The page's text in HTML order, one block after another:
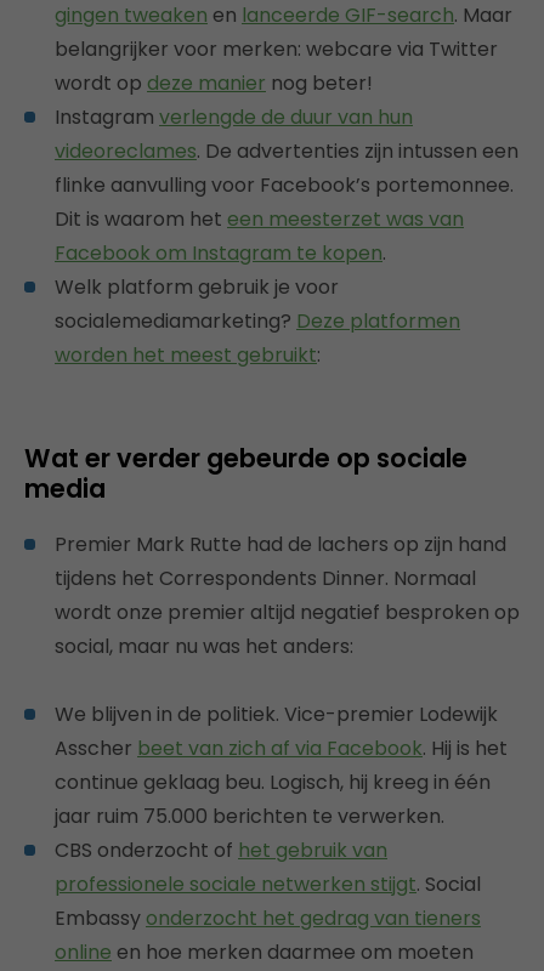
gingen tweaken en lanceerde GIF-search. Maar
belangrijker voor merken: webcare via Twitter
wordt op deze manier nog beter!
Instagram verlengde de duur van hun
videoreclames. De advertenties zijn intussen een
flinke aanvulling voor Facebook’s portemonnee.
Dit is waarom het een meesterzet was van
Facebook om Instagram te kopen.
Welk platform gebruik je voor
socialemediamarketing? Deze platformen
worden het meest gebruikt:
Wat er verder gebeurde op sociale
media
Premier Mark Rutte had de lachers op zijn hand
tijdens het Correspondents Dinner. Normaal
wordt onze premier altijd negatief besproken op
social, maar nu was het anders:
We blijven in de politiek. Vice-premier Lodewijk
Asscher beet van zich af via Facebook. Hij is het
continue geklaag beu. Logisch, hij kreeg in één
jaar ruim 75.000 berichten te verwerken.
CBS onderzocht of het gebruik van
professionele sociale netwerken stijgt. Social
Embassy onderzocht het gedrag van tieners
online en hoe merken daarmee om moeten